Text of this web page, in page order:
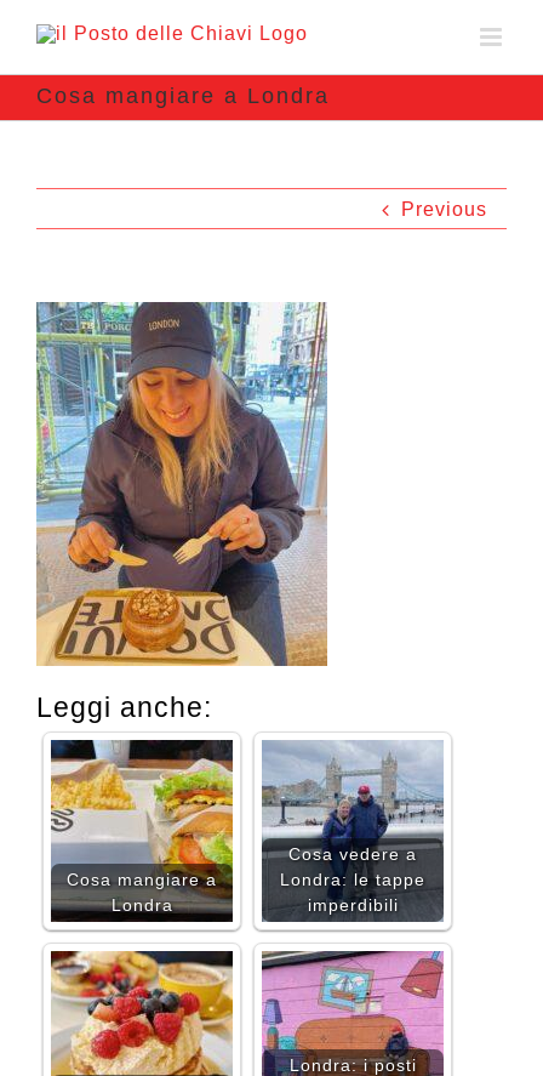
Cosa mangiare a Londra
Previous
Leggi anche:
Cosa mangiare a
Londra
Cosa vedere a
Londra: le tappe
imperdibili
Londra: i posti